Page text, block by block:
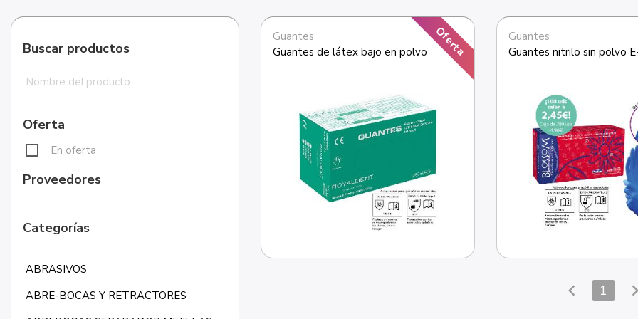
Buscar productos
Oferta
En oferta
Proveedores
Categorías
ABRASIVOS
ABRE-BOCAS Y RETRACTORES
Oferta
Guantes
Guantes de látex bajo en polvo
Guantes
chevron_left 1 chevron_right